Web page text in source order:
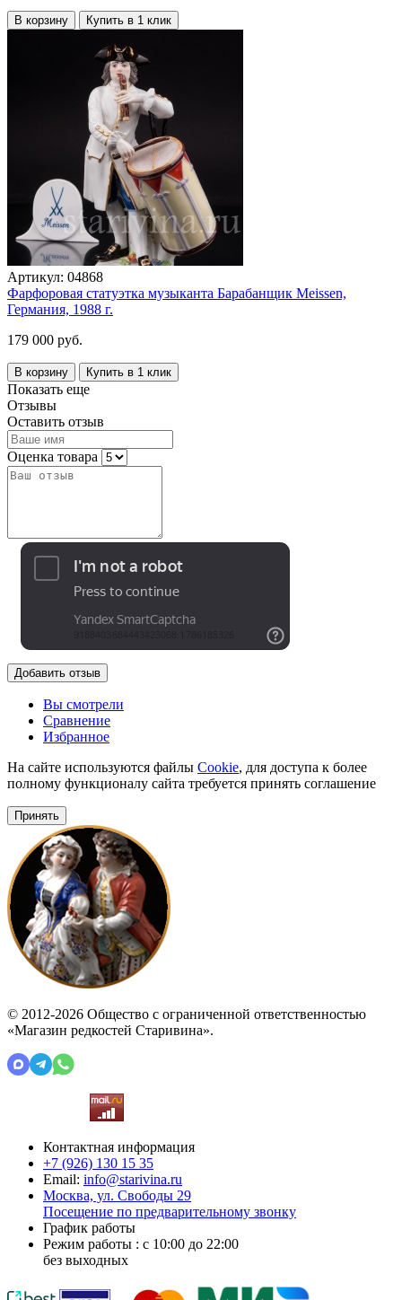
В корзину Купить в 1 клик
Артикул: 04868
Фарфоровая статуэтка музыканта Барабанщик Meissen,
Германия, 1988 г.
179 000 руб.
В корзину Купить в 1 клик
Показать еще
Отзывы
Оставить отзыв
Оценка товара
Добавить отзыв
Вы смотрели
Сравнение
Избранное
На сайте используются файлы Cookie, для доступа к более
полному функционалу сайта требуется принять соглашение
Принять
© 2012-2026 Общество с ограниченной ответственностью
«Магазин редкостей Старивина».
Контактная информация
+7 (926) 130 15 35
Email: info@starivina.ru
Москва, ул. Свободы 29
Посещение по предварительному звонку
График работы
Режим работы : с 10:00 до 22:00
без выходных